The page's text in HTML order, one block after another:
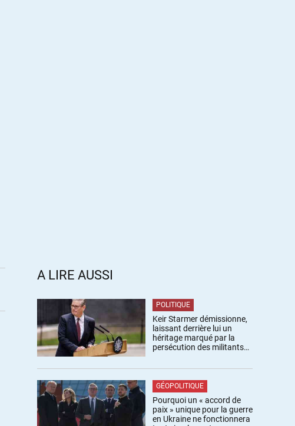
A LIRE AUSSI
POLITIQUE
Keir Starmer démissionne,
laissant derrière lui un
héritage marqué par la
persécution des militants
GÉOPOLITIQUE
Pourquoi un « accord de
paix » unique pour la guerre
en Ukraine ne fonctionnera